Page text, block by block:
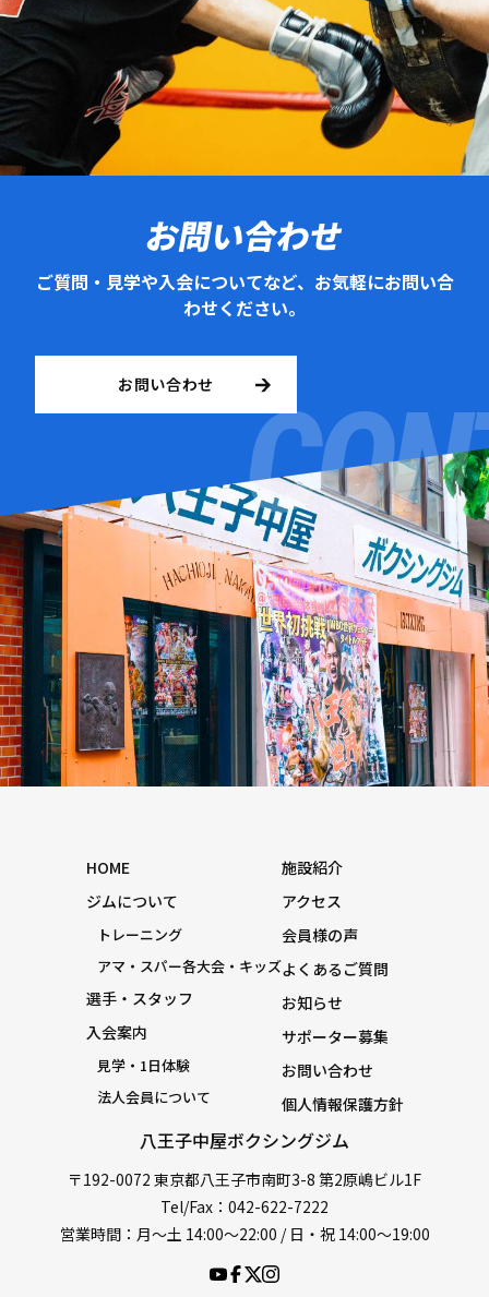
お問い合わせ
ご質問・見学や入会についてなど、お気軽にお問い合
わせください。
お問い合わせ
八王子中屋ボクシングジム
〒192-0072 東京都八王子市南町3-8 第2原嶋ビル1F
Tel/Fax：042-622-7222
営業時間：月〜土 14:00〜22:00 / 日・祝 14:00〜19:00
HOME
ジムについて
トレーニング
アマ・スパー各大会・キッズ
選手・スタッフ
入会案内
見学・1日体験
法人会員について
施設紹介
アクセス
会員様の声
よくあるご質問
お知らせ
サポーター募集
お問い合わせ
個人情報保護方針